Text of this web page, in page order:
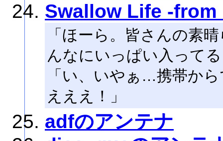
Swallow Life -
「ほーら。皆さんの素
んなにいっぱい入って
「い、いやぁ…携帯か
えええ！」
adfのアンテナ